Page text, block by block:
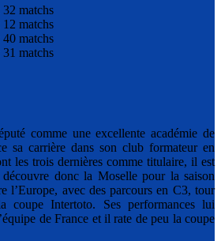
matchs
matchs
matchs
matchs
comme une excellente académie de
sa carrière dans son club formateur en
les trois dernières comme titulaire, il est
donc la Moselle pour la saison
l’Europe, avec des parcours en C3, tour
coupe Intertoto. Ses performances lui
de France et il rate de peu la coupe